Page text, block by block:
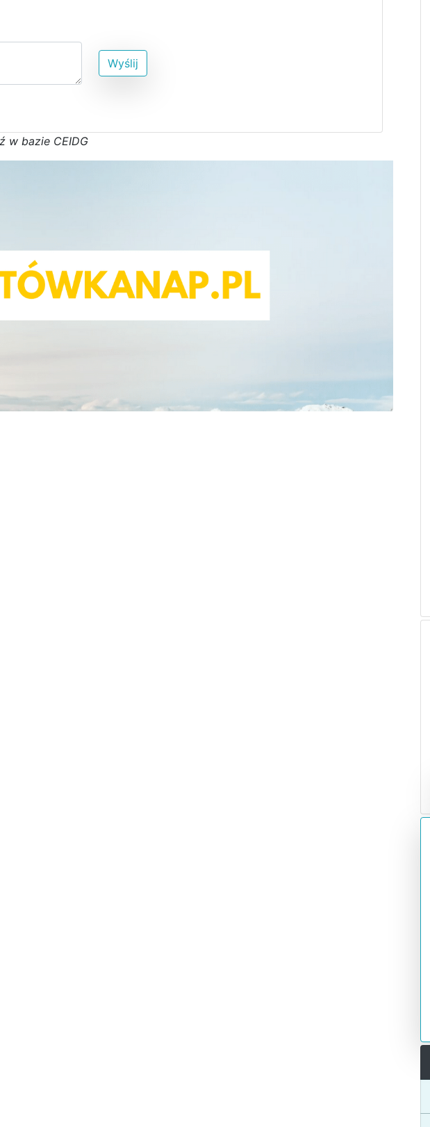
Wyślij
ź w bazie CEIDG